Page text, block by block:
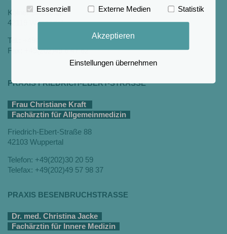
Kölner Straße 28
42119 Wuppertal
Tel.: +49(202)49 6 47 61
Fax: +49(202)49 6 47 62
PRAXIS FRIEDRICH-EBERT-STRASSE
Frau Christiane Kraft
Fachärztin für Allgemeinmedizin
Friedrich-Ebert-Straße 88
42103 Wuppertal
Telefon: +49(202)30 20 59
Telefax: +49(202)49 57 98 37
PRAXIS BESENBRUCHSTRASSE
Dr. med. Christina Jacke
Fachärztin für Innere Medizin
Essenziell Externe Medien Statistik
Akzeptieren
Einstellungen übernehmen